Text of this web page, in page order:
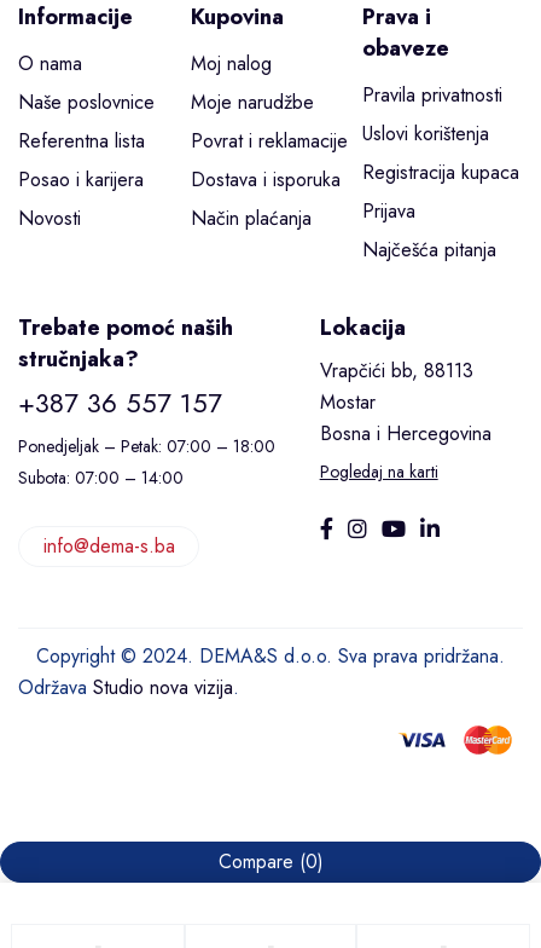
Informacije
O nama
Naše poslovnice
Referentna lista
Posao i karijera
Novosti
Kupovina
Moj nalog
Moje narudžbe
Povrat i reklamacije
Dostava i isporuka
Način plaćanja
Prava i
obaveze
Pravila privatnosti
Uslovi korištenja
Registracija kupaca
Prijava
Najčešća pitanja
Trebate pomoć naših
stručnjaka?
+387 36 557 157
Ponedjeljak – Petak: 07:00 – 18:00
Subota: 07:00 – 14:00
info@dema-s.ba
Lokacija
Vrapčići bb, 88113
Mostar
Bosna i Hercegovina
Pogledaj na karti
Copyright © 2024. DEMA&S d.o.o. Sva prava pridržana.
Održava Studio nova vizija.
Compare (0)